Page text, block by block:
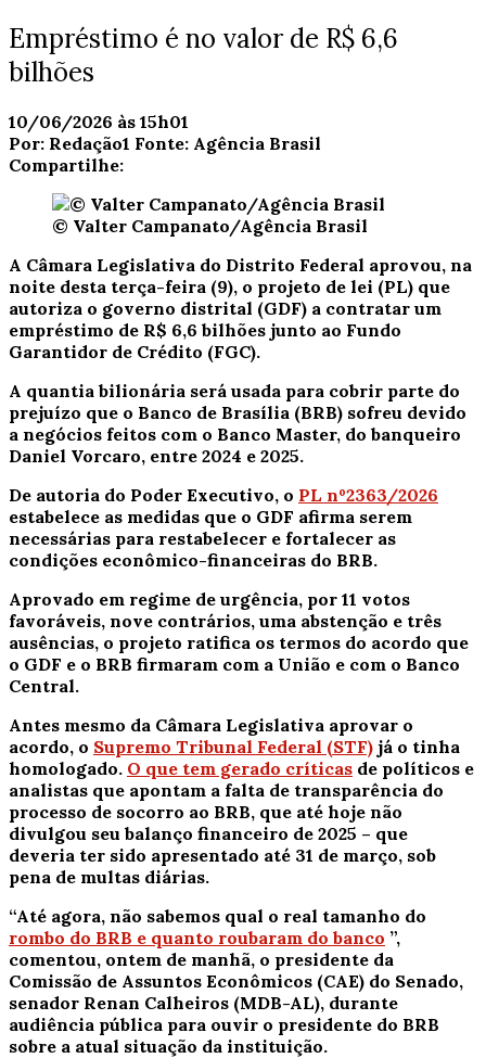
Empréstimo é no valor de R$ 6,6
bilhões
10/06/2026 às 15h01
Por: Redação1 Fonte: Agência Brasil
Compartilhe:
© Valter Campanato/Agência Brasil
A Câmara Legislativa do Distrito Federal aprovou, na
noite desta terça-feira (9), o projeto de lei (PL) que
autoriza o governo distrital (GDF) a contratar um
empréstimo de R$ 6,6 bilhões junto ao Fundo
Garantidor de Crédito (FGC).
A quantia bilionária será usada para cobrir parte do
prejuízo que o Banco de Brasília (BRB) sofreu devido
a negócios feitos com o Banco Master, do banqueiro
Daniel Vorcaro, entre 2024 e 2025.
De autoria do Poder Executivo, o PL nº2363/2026
estabelece as medidas que o GDF afirma serem
necessárias para restabelecer e fortalecer as
condições econômico-financeiras do BRB.
Aprovado em regime de urgência, por 11 votos
favoráveis, nove contrários, uma abstenção e três
ausências, o projeto ratifica os termos do acordo que
o GDF e o BRB firmaram com a União e com o Banco
Central.
Antes mesmo da Câmara Legislativa aprovar o
acordo, o Supremo Tribunal Federal (STF) já o tinha
homologado. O que tem gerado críticas de políticos e
analistas que apontam a falta de transparência do
processo de socorro ao BRB, que até hoje não
divulgou seu balanço financeiro de 2025 – que
deveria ter sido apresentado até 31 de março, sob
pena de multas diárias.
“Até agora, não sabemos qual o real tamanho do
rombo do BRB e quanto roubaram do banco ”,
comentou, ontem de manhã, o presidente da
Comissão de Assuntos Econômicos (CAE) do Senado,
senador Renan Calheiros (MDB-AL), durante
audiência pública para ouvir o presidente do BRB
sobre a atual situação da instituição.